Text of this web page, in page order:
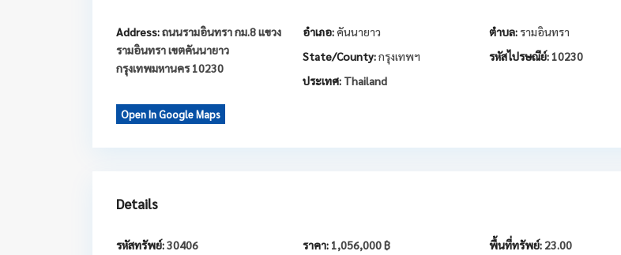
Address:ถนนรามอินทรา กม.8 แขวง
รามอินทรา เขตคันนายาว
กรุงเทพมหานคร 10230
อำเภอ:คันนายาว ตำบล:รามอินทรา
State/County:กรุงเทพฯ รหัสไปรษณีย์: 10230
ประเทศ: Thailand
Open In Google Maps
Details
รหัสทรัพย์:30406 ราคา: 1,056,000 ฿ พื้นที่ทรัพย์: 23.00